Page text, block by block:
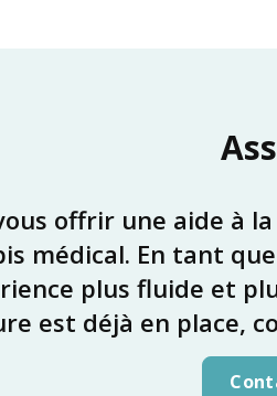
offrir une aide à
médical. En tant
plus fluide et
est déjà en place,